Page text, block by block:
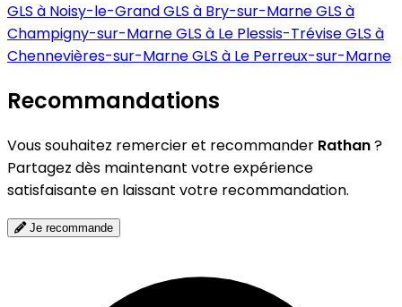
GLS à Noisy-le-GrandGLS à Bry-sur-MarneGLS à
Champigny-sur-MarneGLS à Le Plessis-TréviseGLS à
Chennevières-sur-MarneGLS à Le Perreux-sur-Marne
Recommandations
Vous souhaitez remercier et recommander Rathan?
Partagez dès maintenant votre expérience
satisfaisante en laissant votre recommandation.
Je recommande